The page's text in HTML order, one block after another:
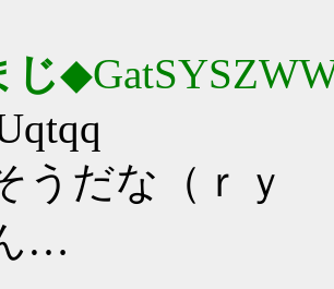
じ
うだな（ｒｙ
…